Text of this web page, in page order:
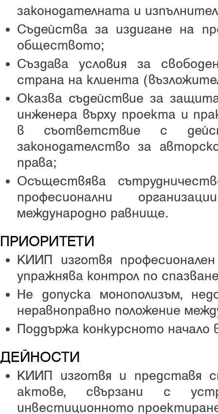
законодателната и
Съдейства за издигане на
обществото;
Създава условия за
страна на клиента
Оказва съдействие за
инженера върху проекта и
в съответствие с
законодателство за
права;
Осъществява
професионални
международно равнище.
ПРИОРИТЕТИ
КИИП изготвя
упражнява контрол по
Не допуска монополизъм,
неравноправно положение
Поддържа конкурсното
ДЕЙНОСТИ
КИИП изготвя и представя
актове, свързани с
инвестиционното